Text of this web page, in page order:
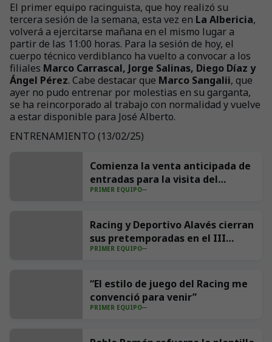
El primer equipo racinguista, que hoy realizó su
tercera sesión de la semana, esta vez en La Albericia,
volverá a ejercitarse mañana en el mismo lugar a
partir de las 11:00 horas. Para la sesión de hoy, el
cuerpo técnico verdiblanco ha vuelto a convocar a los
filiales Marco Carrascal, Jorge Salinas, Diego Díaz y
Ángel Pérez. Cabe destacar que Marco Sangalii, que
ayer no pudo entrenar por molestias en su garganta,
se ha reincorporado al trabajo con normalidad y vuelve
a estar disponible para José Alberto.
ENTRENAMIENTO (13/02/25)
Comienza la venta anticipada de
entradas para la visita del
Villarreal CF a los Campos de
PRIMER EQUIPO
Racing y Deportivo Alavés cierran
sus pretemporadas en el III
Trofeo Nando Yosu
PRIMER EQUIPO
“El estilo de juego del Racing me
convenció para venir”
PRIMER EQUIPO